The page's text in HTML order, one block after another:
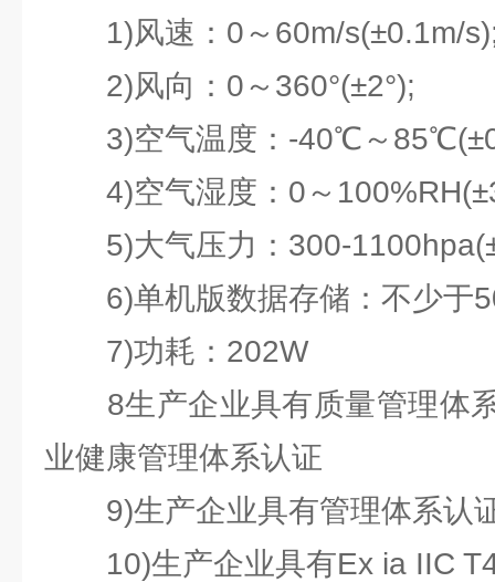
1)风速：0～60m/s(±0.1m/
2)风向：0～360°(±2°);
3)空气温度：-40℃～
4)空气湿度：0～
5)大气压力：300-
6)单机版数据存储：不少于
7)功耗：202W
8生产企业具有质量管理体
业健康管理体系认证
9)生产企业具有管理体系认
10)生产企业具有Ex ia IIC